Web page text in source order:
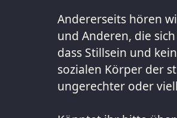
Andererseits hören
und Anderen, die
dass Stillsein und
sozialen Körper der
ungerechter oder